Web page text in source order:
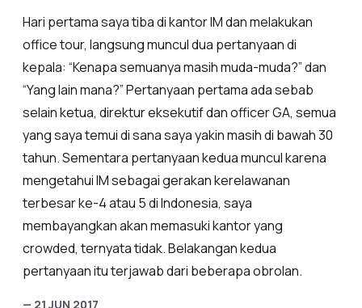
Hari pertama saya tiba di kantor IM dan melakukan
office tour, langsung muncul dua pertanyaan di
kepala: “Kenapa semuanya masih muda-muda?” dan
“Yang lain mana?” Pertanyaan pertama ada sebab
selain ketua, direktur eksekutif dan officer GA, semua
yang saya temui di sana saya yakin masih di bawah 30
tahun. Sementara pertanyaan kedua muncul karena
mengetahui IM sebagai gerakan kerelawanan
terbesar ke-4 atau 5 di Indonesia, saya
membayangkan akan memasuki kantor yang
crowded, ternyata tidak. Belakangan kedua
pertanyaan itu terjawab dari beberapa obrolan.
— 21 JUN 2017